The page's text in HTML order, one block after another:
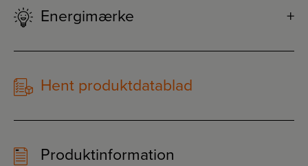
Energimærke
Hent produktdatablad
Produktinformation